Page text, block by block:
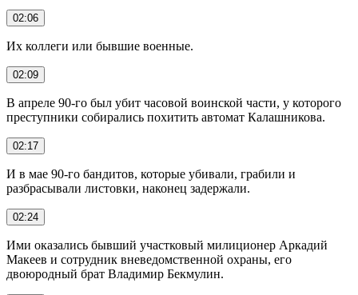
02:06
Их коллеги или бывшие военные.
02:09
В апреле 90-го был убит часовой воинской части, у которого
преступники собирались похитить автомат Калашникова.
02:17
И в мае 90-го бандитов, которые убивали, грабили и
разбрасывали листовки, наконец задержали.
02:24
Ими оказались бывший участковый милиционер Аркадий
Макеев и сотрудник вневедомственной охраны, его
двоюродный брат Владимир Бекмулин.